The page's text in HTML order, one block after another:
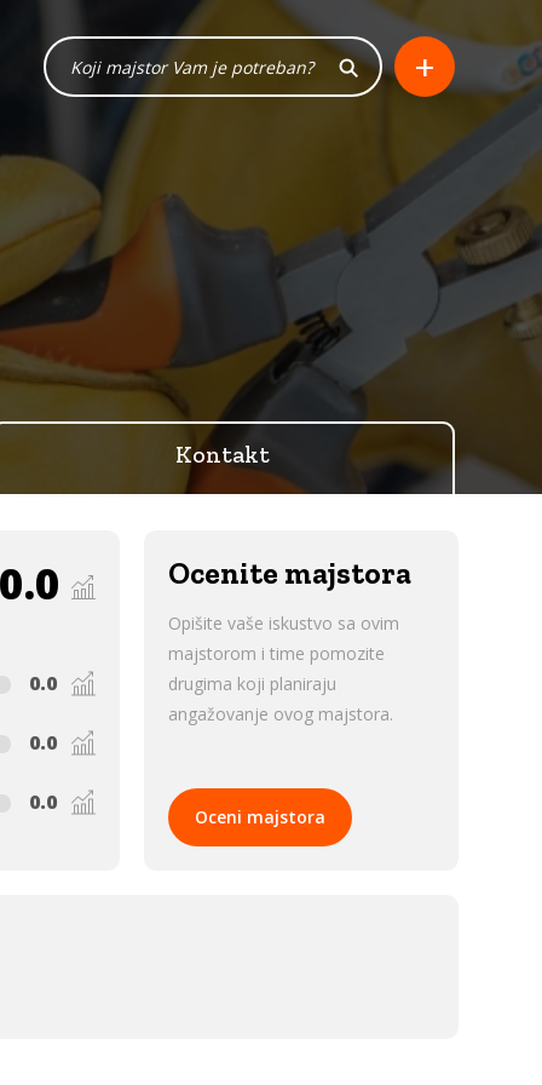
+
Kontakt
0.0
0.0
0.0
0.0
Ocenite majstora
Opišite vaše iskustvo sa ovim
majstorom i time pomozite
drugima koji planiraju
angažovanje ovog majstora.
Oceni majstora